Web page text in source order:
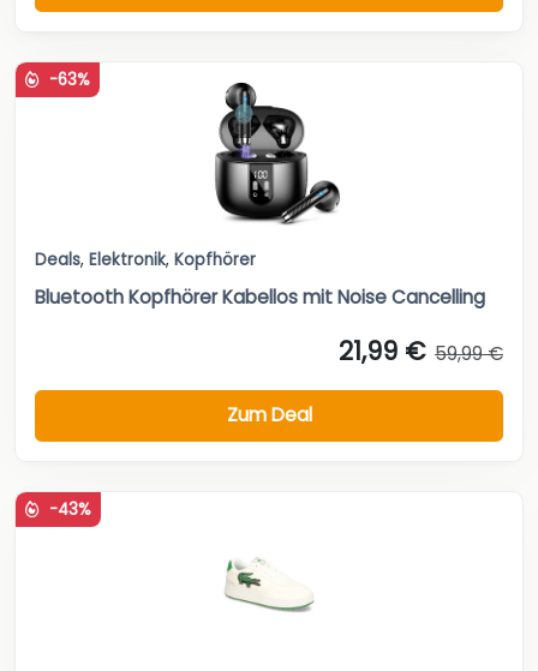
-63%
Deals, Elektronik, Kopfhörer
Bluetooth Kopfhörer Kabellos mit Noise Cancelling
21,99 € 59,99 €
Zum Deal
-43%